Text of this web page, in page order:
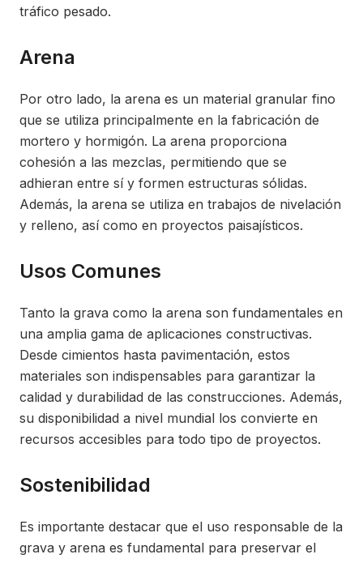
tráfico pesado.
Arena
Por otro lado, la arena es un material granular fino
que se utiliza principalmente en la fabricación de
mortero y hormigón. La arena proporciona
cohesión a las mezclas, permitiendo que se
adhieran entre sí y formen estructuras sólidas.
Además, la arena se utiliza en trabajos de nivelación
y relleno, así como en proyectos paisajísticos.
Usos Comunes
Tanto la grava como la arena son fundamentales en
una amplia gama de aplicaciones constructivas.
Desde cimientos hasta pavimentación, estos
materiales son indispensables para garantizar la
calidad y durabilidad de las construcciones. Además,
su disponibilidad a nivel mundial los convierte en
recursos accesibles para todo tipo de proyectos.
Sostenibilidad
Es importante destacar que el uso responsable de la
grava y arena es fundamental para preservar el